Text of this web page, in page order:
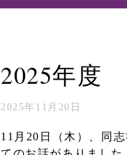
2025年度
2025年11月20日
11月20日（木）、同